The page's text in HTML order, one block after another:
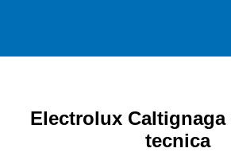
Electrolux Caltignaga
tecnica